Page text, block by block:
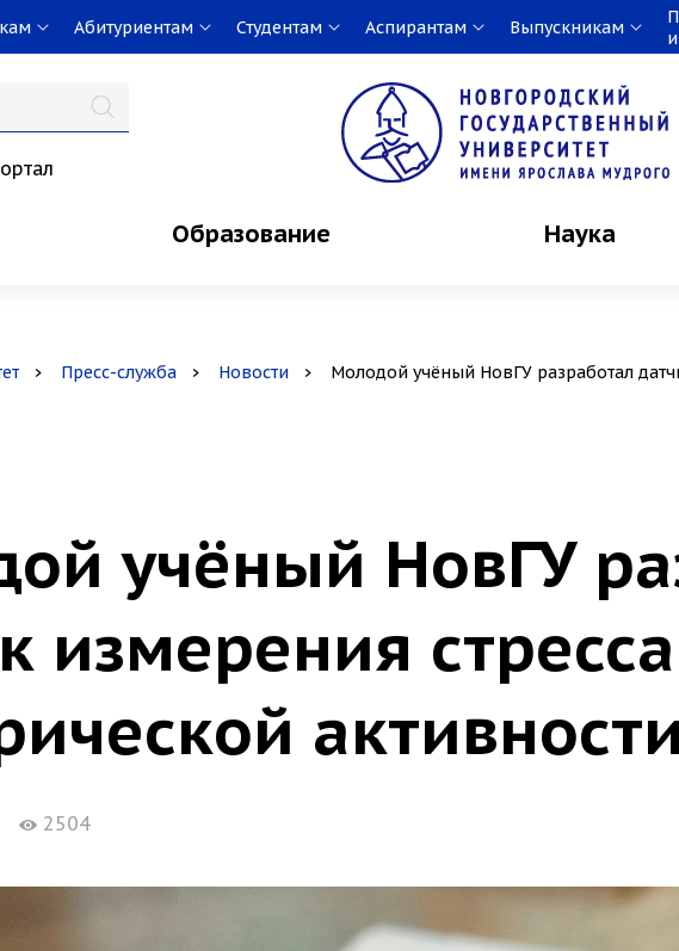
Абитуриентам Студентам Аспирантам Выпускникам
Образование Наука
Пресс-служба Новости Молодой учёный НовГУ разработал
учёный НовГУ
измерения
2504